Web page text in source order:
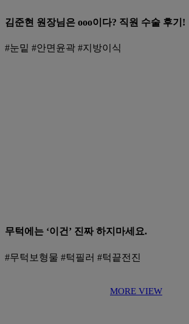
김준현 원장님은 ooo이다? 직원 수술 후기!
#눈밑 #안면윤곽 #지방이식
무턱에는 ‘이건’ 진짜 하지마세요.
#무턱보형물 #턱필러 #턱끝전진
MORE VIEW